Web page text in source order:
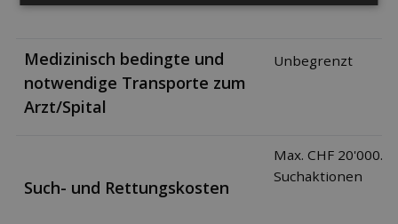
Medizinisch bedingte und
notwendige Transporte zum
Arzt/Spital
Unbegrenzt
Such- und Rettungskosten
Max. CHF 20'000.-
Suchaktionen